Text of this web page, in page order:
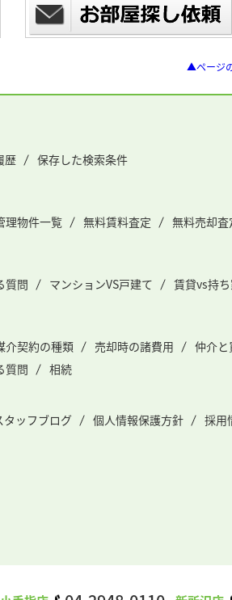
▲ページ
歴 保存した検索条件
理物件一覧 無料賃料査定 無料売却査
質問 マンションVS戸建て 賃貸vs持
介契約の種類 売却時の諸費用
仲介と
質問 相続
タッフブログ 個人情報保護方針 採用